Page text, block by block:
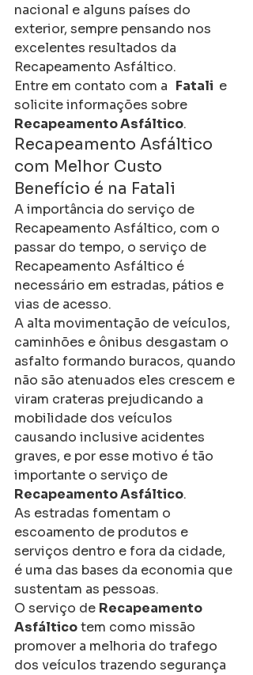
nacional e alguns países do
exterior, sempre pensando nos
excelentes resultados da
Recapeamento Asfáltico.
Entre em contato com a
  Fatali
e
solicite informações sobre
Recapeamento Asfáltico.
Recapeamento Asfáltico
com Melhor Custo
Benefício é na Fatali
A importância do serviço de
Recapeamento Asfáltico, com o
passar do tempo, o serviço de
Recapeamento Asfáltico é
necessário em estradas, pátios e
vias de acesso.
A alta movimentação de veículos,
caminhões e ônibus desgastam o
asfalto formando buracos, quando
não são atenuados eles crescem e
viram crateras prejudicando a
mobilidade dos veículos
causando inclusive acidentes
graves, e por esse motivo é tão
importante o serviço de
Recapeamento Asfáltico.
As estradas fomentam o
escoamento de produtos e
serviços dentro e fora da cidade,
é uma das bases da economia que
sustentam as pessoas.
O serviço de Recapeamento
Asfáltico tem como missão
promover a melhoria do trafego
dos veículos trazendo segurança